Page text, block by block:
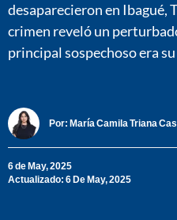
desaparecieron en Ibagué,
crimen reveló un
principal sospechoso era
Por: María Camila Triana
6 de May, 2025
Actualizado: 6 De May, 2025